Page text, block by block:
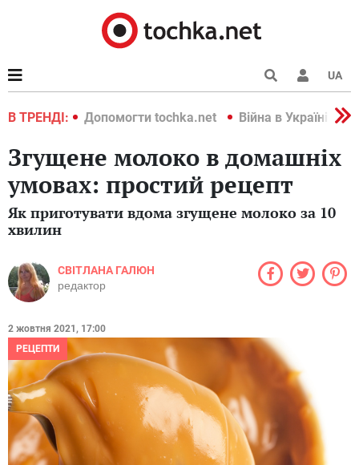
UA
В ТРЕНДІ:
2022 Допомогти tochka.net Війна в Україні 2022
Згущене молоко в домашніх
умовах: простий рецепт
Як приготувати вдома згущене молоко за 10
хвилин
СВІТЛАНА ГАЛЮН
редактор
2 жовтня 2021, 17:00
РЕЦЕПТИ